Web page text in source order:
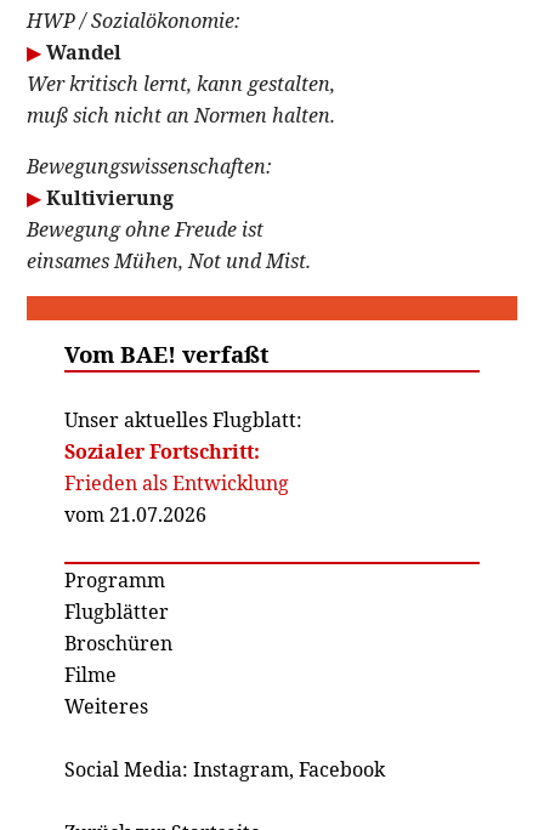
HWP / Sozialökonomie:
▶Wandel
Wer kritisch lernt, kann gestalten,
muß sich nicht an Normen halten.
Bewegungswissenschaften:
▶Kultivierung
Bewegung ohne Freude ist
einsames Mühen, Not und Mist.
Vom BAE! verfaßt
Unser aktuelles Flugblatt:
Sozialer Fortschritt:
Frieden als Entwicklung
vom 21.07.2026
Programm
Flugblätter
Broschüren
Filme
Weiteres
Social Media: Instagram, Facebook